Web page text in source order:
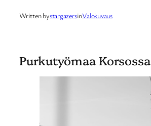
Written bystargazersinValokuvaus
Purkutyömaa Korsossa